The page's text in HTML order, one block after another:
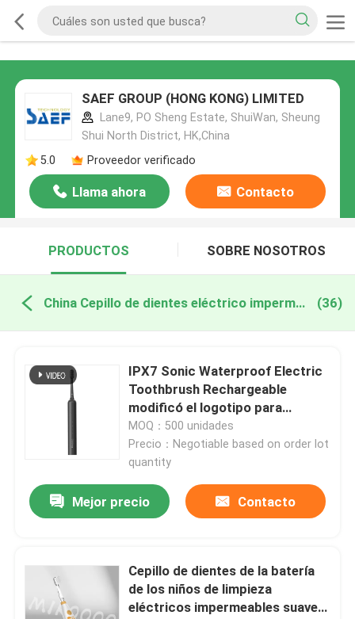
SAEF GROUP (HONG KONG) LIMITED
Lane9, PO Sheng Estate, ShuiWan, Sheung
Shui North District, HK,China
5.0
Proveedor verificado
Llama ahora Contacto
PRODUCTOS SOBRE NOSOTROS
China Cepillo de dientes eléctrico impermeable (36)
IPX7 Sonic Waterproof Electric
Toothbrush Rechargeable
modificó el logotipo para
requisitos particulares
MOQ：500 unidades
Precio：Negotiable based on order lot
quantity
Mejor precio Contacto
Cepillo de dientes de la batería
de los niños de limpieza
eléctricos impermeables suaves